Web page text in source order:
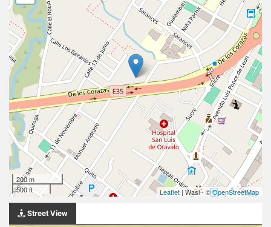
200 m
500 ft
Leaflet | Wasi - ©OpenStreetMap
Street View